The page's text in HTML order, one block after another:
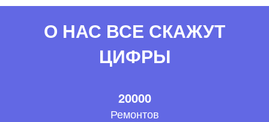
О НАС ВСЕ СКАЖУТ
ЦИФРЫ
20000
Ремонтов